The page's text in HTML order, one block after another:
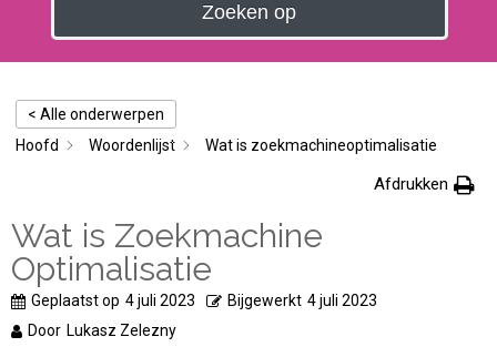
Zoeken op
< Alle onderwerpen
Hoofd
Woordenlijst Wat is zoekmachineoptimalisatie
Afdrukken
Wat is Zoekmachine
Optimalisatie
Geplaatst op 4 juli 2023 Bijgewerkt 4 juli 2023
Door Lukasz Zelezny